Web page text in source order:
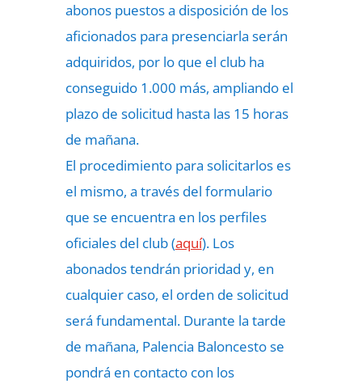
abonos puestos a disposición de los
aficionados para presenciarla serán
adquiridos, por lo que el club ha
conseguido 1.000 más, ampliando el
plazo de solicitud hasta las 15 horas
de mañana.
El procedimiento para solicitarlos es
el mismo, a través del formulario
que se encuentra en los perfiles
oficiales del club (aquí). Los
abonados tendrán prioridad y, en
cualquier caso, el orden de solicitud
será fundamental. Durante la tarde
de mañana, Palencia Baloncesto se
pondrá en contacto con los